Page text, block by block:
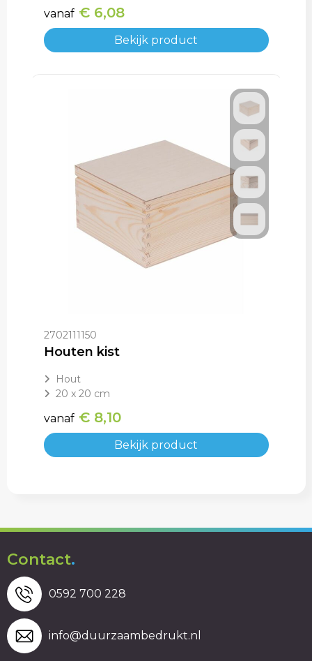
vanaf € 6,08
Bekijk product
2702111150
Houten kist
Hout
20 x 20 cm
vanaf € 8,10
Bekijk product
Contact.
0592 700 228
info@duurzaambedrukt.nl